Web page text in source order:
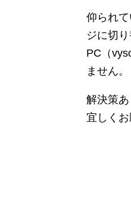
仰られ
ジに切
PC（
ません。
解決策
宜しくお